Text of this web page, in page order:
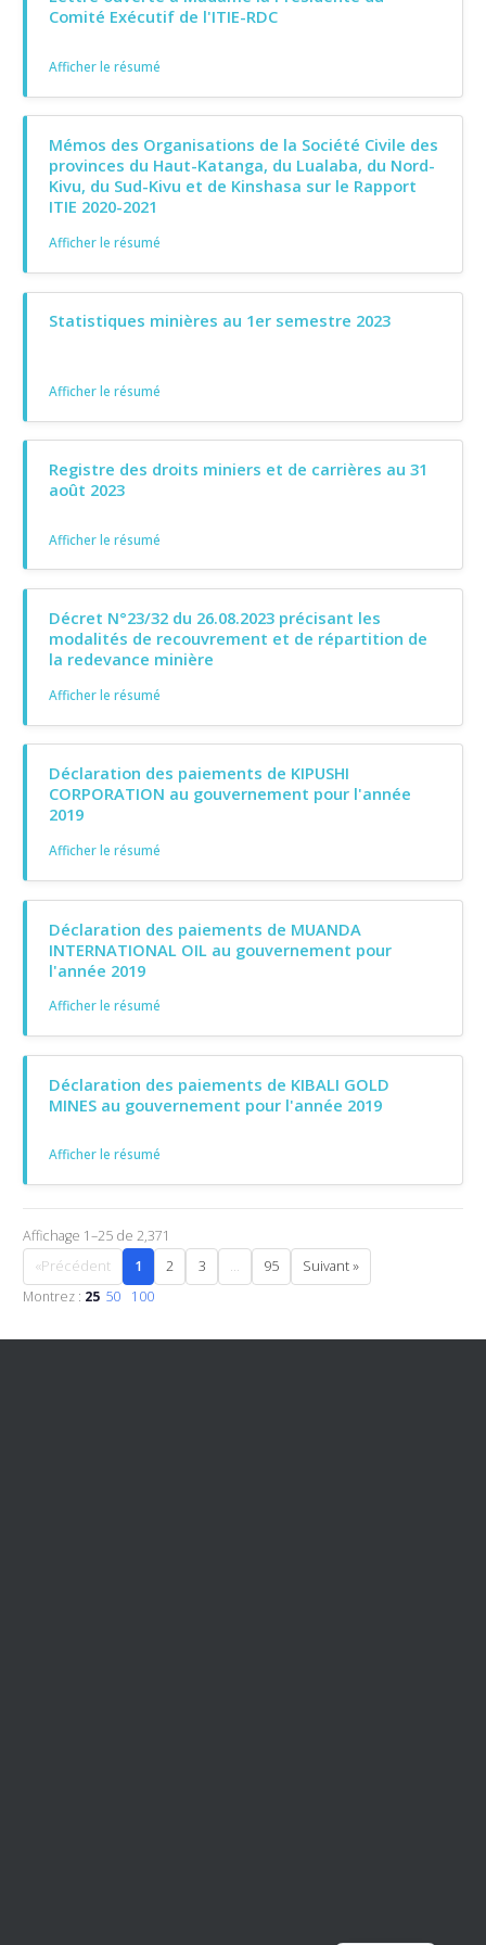
Comité Exécutif de l'ITIE-RDC
Afficher le résumé
Mémos des Organisations de la Société Civile des
provinces du Haut-Katanga, du Lualaba, du Nord-
Kivu, du Sud-Kivu et de Kinshasa sur le Rapport
ITIE 2020-2021
Afficher le résumé
Statistiques minières au 1er semestre 2023
Afficher le résumé
Registre des droits miniers et de carrières au 31
août 2023
Afficher le résumé
Décret N°23/32 du 26.08.2023 précisant les
modalités de recouvrement et de répartition de
la redevance minière
Afficher le résumé
Déclaration des paiements de KIPUSHI
CORPORATION au gouvernement pour l'année
2019
Afficher le résumé
Déclaration des paiements de MUANDA
INTERNATIONAL OIL au gouvernement pour
l'année 2019
Afficher le résumé
Déclaration des paiements de KIBALI GOLD
MINES au gouvernement pour l'année 2019
Afficher le résumé
Affichage 1–25 de 2,371
«Précédent
1 2 3 ... 95
Suivant »
Montrez : 25 50 100